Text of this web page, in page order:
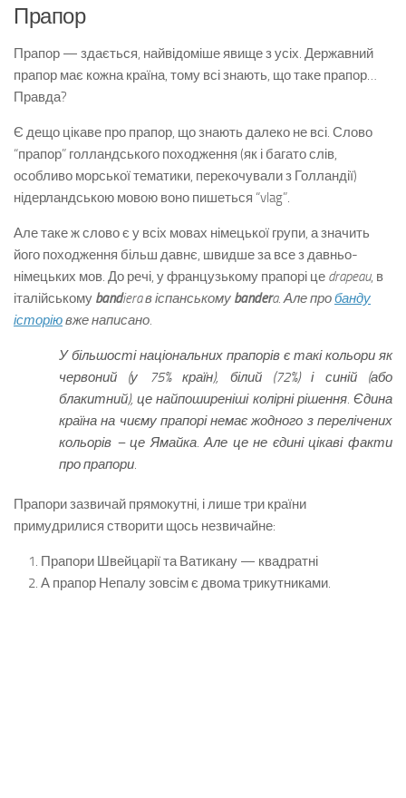
Прапор
Прапор — здається, найвідоміше явище з усіх. Державний
прапор має кожна країна, тому всі знають, що таке прапор…
Правда?
Є дещо цікаве про прапор, що знають далеко не всі. Слово
“прапор” голландського походження (як і багато слів,
особливо морської тематики, перекочували з Голландії)
нідерландською мовою воно пишеться “vlag”.
Але таке ж слово є у всіх мовах німецької групи, а значить
його походження більш давнє, швидше за все з давньо-
німецьких мов. До речі, у французькому прапорі це drapeau, в
італійському bandieraв іспанському bandera. Але пробанду
історіювже написано.
У більшості національних прапорів є такі кольори як
червоний (у 75% країн), білий (72%) і синій (або
блакитний), це найпоширеніші колірні рішення. Єдина
країна на чиєму прапорі немає жодного з перелічених
кольорів – це Ямайка. Але це не єдині цікаві факти
про прапори.
Прапори зазвичай прямокутні, і лише три країни
примудрилися створити щось незвичайне:
Прапори Швейцарії та Ватикану — квадратні
А прапор Непалу зовсім є двома трикутниками.